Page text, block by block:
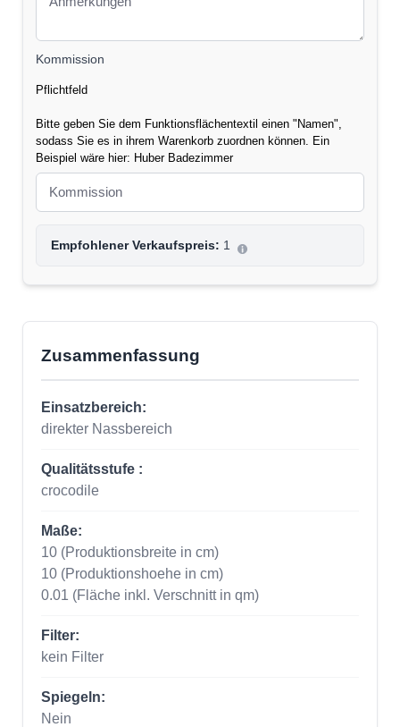
Kommission
Pflichtfeld
Bitte geben Sie dem Funktionsflächentextil einen "Namen",
sodass Sie es in ihrem Warenkorb zuordnen können. Ein
Beispiel wäre hier: Huber Badezimmer
Empfohlener Verkaufspreis: 1
Zusammenfassung
Einsatzbereich:
direkter Nassbereich
Qualitätsstufe :
crocodile
Maße:
10 (Produktionsbreite in cm)
10 (Produktionshoehe in cm)
0.01 (Fläche inkl. Verschnitt in qm)
Filter:
kein Filter
Spiegeln:
Nein